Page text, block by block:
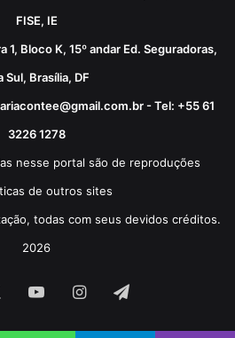
FISE, IE
1, Bloco K, 15º andar Ed. Seguradoras,
Sul, Brasília, DF
- Tel: +55 61
3226 1278
nesse portal são de reproduções
de outros sites
todas com seus devidos créditos.
2026
YouTubeInstagram